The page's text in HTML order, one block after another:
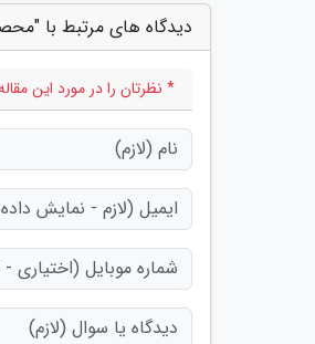
دیدگاه های مرتبط با
* نظرتان را در مورد این